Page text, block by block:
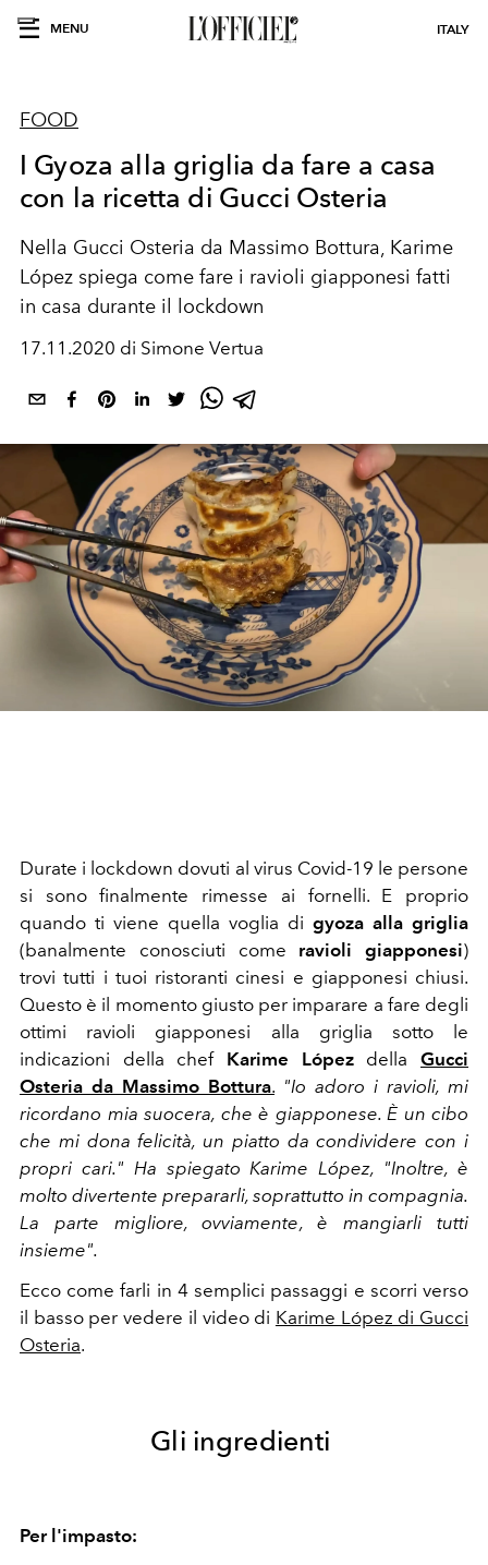
MENU ITALY
FOOD
I Gyoza alla griglia da fare a casa
con la ricetta di Gucci Osteria
Nella Gucci Osteria da Massimo Bottura, Karime
López spiega come fare i ravioli giapponesi fatti
in casa durante il lockdown
17.11.2020 di Simone Vertua
Durate i lockdown dovuti al virus Covid-19 le persone
si sono finalmente rimesse ai fornelli. E proprio
quando ti viene quella voglia di gyoza alla griglia
(banalmente conosciuti come ravioli giapponesi)
trovi tutti i tuoi ristoranti cinesi e giapponesi chiusi.
Questo è il momento giusto per imparare a fare degli
ottimi ravioli giapponesi alla griglia sotto le
indicazioni della chef Karime LópezdellaGucci
Osteria da Massimo Bottura. "Io adoro i ravioli, mi
ricordano mia suocera, che è giapponese. È un cibo
che mi dona felicità, un piatto da condividere con i
propri cari." Ha spiegato Karime López, "Inoltre, è
molto divertente prepararli, soprattutto in compagnia.
La parte migliore, ovviamente, è mangiarli tutti
insieme".
Ecco come farli in 4 semplici passaggi e scorri verso
il basso per vedere il video di Karime López di Gucci
Osteria.
Gli ingredienti
Per l'impasto: